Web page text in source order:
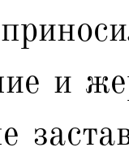
и